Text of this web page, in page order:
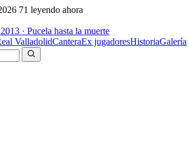
71 leyendo ahora
· Pucela hasta la muerte
ValladolidCanteraEx jugadoresHistoriaGalería